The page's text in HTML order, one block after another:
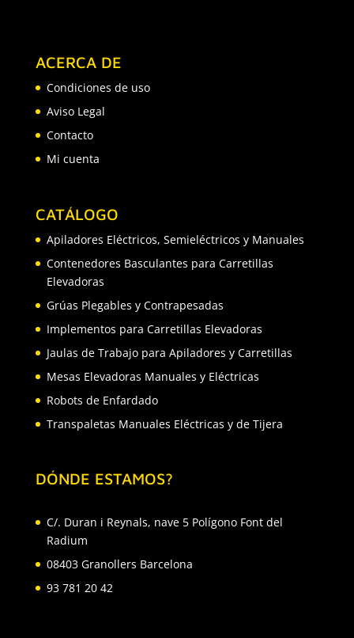
ACERCA DE
Condiciones de uso
Aviso Legal
Contacto
Mi cuenta
CATÁLOGO
Apiladores Eléctricos, Semieléctricos y Manuales
Contenedores Basculantes para Carretillas
Elevadoras
Grúas Plegables y Contrapesadas
Implementos para Carretillas Elevadoras
Jaulas de Trabajo para Apiladores y Carretillas
Mesas Elevadoras Manuales y Eléctricas
Robots de Enfardado
Transpaletas Manuales Eléctricas y de Tijera
DÓNDE ESTAMOS?
C/. Duran i Reynals, nave 5 Polígono Font del
Radium
08403 Granollers Barcelona
93 781 20 42